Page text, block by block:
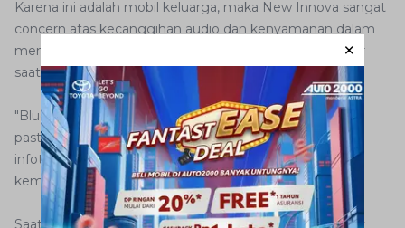
Karena ini adalah mobil keluarga, maka New Innova sangat
concern atas kecanggihan audio dan kenyamanan dalam
menikmati hiburan ketika berkendara. Monitor di dasbor
saat ini sudah diperbesar dengan ukuran 9 inci.
"Bluetooth, radio, USB, voice command, mirroring dan
pastinya bisa miracast mampu diakomodir oleh
infotainment system Innova," terang Evi menjelaskan
kemampuan audio mobil tersebut.